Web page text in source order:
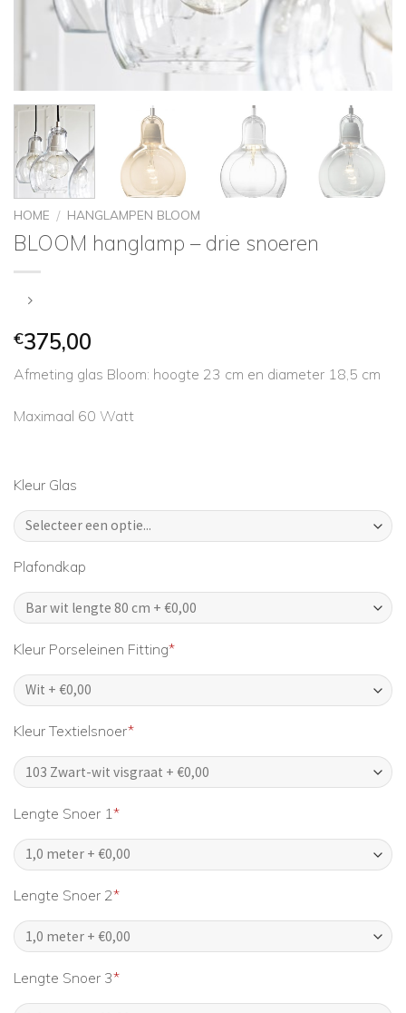
HOME / HANGLAMPEN BLOOM
BLOOM hanglamp – drie snoeren
€375,00
Afmeting glas Bloom: hoogte 23 cm en diameter 18,5 cm
Maximaal 60 Watt
Kleur Glas
Plafondkap
Kleur Porseleinen Fitting*
Kleur Textielsnoer*
Lengte Snoer 1 *
Lengte Snoer 2*
Lengte Snoer 3*